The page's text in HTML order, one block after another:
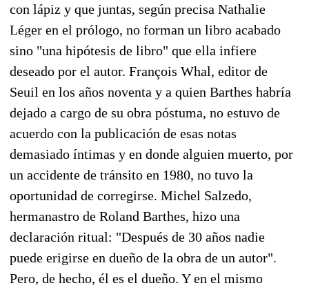
con lápiz y que juntas, según precisa Nathalie
Léger en el prólogo, no forman un libro acabado
sino "una hipótesis de libro" que ella infiere
deseado por el autor. François Whal, editor de
Seuil en los años noventa y a quien Barthes habría
dejado a cargo de su obra póstuma, no estuvo de
acuerdo con la publicación de esas notas
demasiado íntimas y en donde alguien muerto, por
un accidente de tránsito en 1980, no tuvo la
oportunidad de corregirse. Michel Salzedo,
hermanastro de Roland Barthes, hizo una
declaración ritual: "Después de 30 años nadie
puede erigirse en dueño de la obra de un autor".
Pero, de hecho, él es el dueño. Y en el mismo